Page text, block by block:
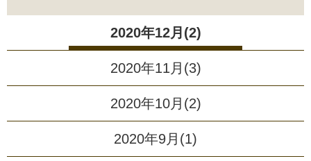
2020年12月(2)
2020年11月(3)
2020年10月(2)
2020年9月(1)